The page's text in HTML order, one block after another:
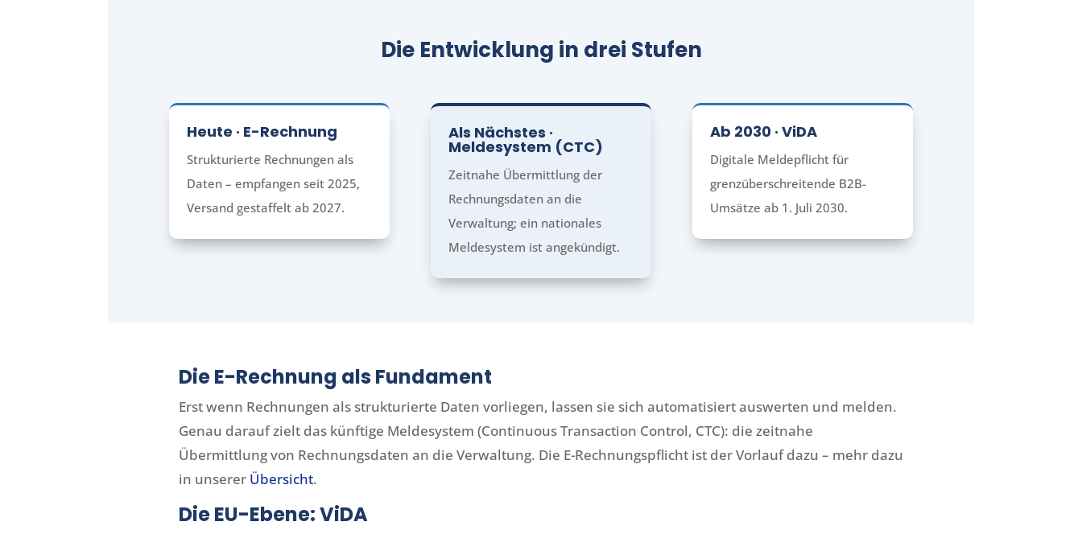
Die Entwicklung in drei Stufen
Heute · E-Rechnung
Strukturierte Rechnungen als
Daten – empfangen seit 2025,
Versand gestaffelt ab 2027.
Als Nächstes ·
Meldesystem (CTC)
Zeitnahe Übermittlung der
Rechnungsdaten an die
Verwaltung; ein nationales
Meldesystem ist angekündigt.
Ab 2030 · ViDA
Digitale Meldepflicht für
grenzüberschreitende B2B-
Umsätze ab 1. Juli 2030.
Die E-Rechnung als Fundament
Erst wenn Rechnungen als strukturierte Daten vorliegen, lassen sie sich automatisiert auswerten und melden.
Genau darauf zielt das künftige Meldesystem (Continuous Transaction Control, CTC): die zeitnahe
Übermittlung von Rechnungsdaten an die Verwaltung. Die E-Rechnungspflicht ist der Vorlauf dazu – mehr dazu
in unserer Übersicht.
Die EU-Ebene: ViDA